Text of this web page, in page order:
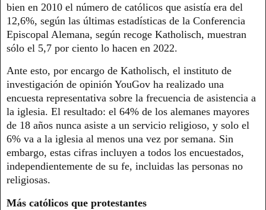
bien en 2010 el número de católicos que asistía era del
12,6%, según las últimas estadísticas de la Conferencia
Episcopal Alemana, según recoge Katholisch, muestran
sólo el 5,7 por ciento lo hacen en 2022.
Ante esto, por encargo de Katholisch, el instituto de
investigación de opinión YouGov ha realizado una
encuesta representativa sobre la frecuencia de asistencia a
la iglesia. El resultado: el 64% de los alemanes mayores
de 18 años nunca asiste a un servicio religioso, y solo el
6% va a la iglesia al menos una vez por semana. Sin
embargo, estas cifras incluyen a todos los encuestados,
independientemente de su fe, incluidas las personas no
religiosas.
Más católicos que protestantes